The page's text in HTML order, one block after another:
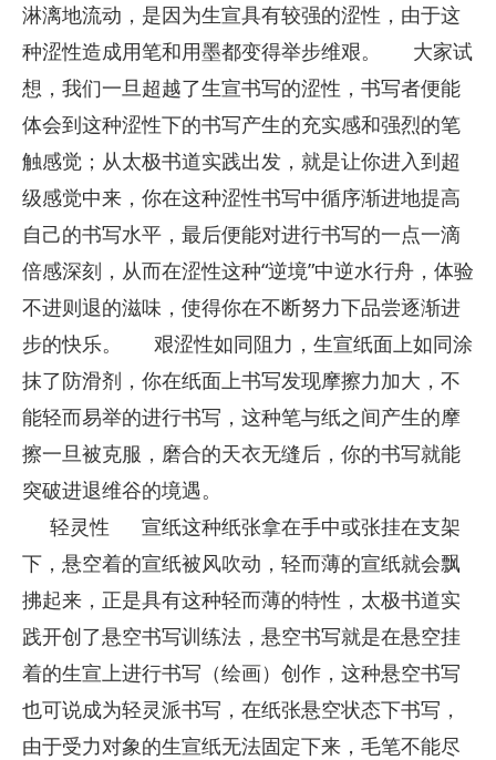
淋漓地流动，是因为生宣具有较强的涩性，由于这
种涩性造成用笔和用墨都变得举步维艰。
大家试
想，我们一旦超越了生宣书写的涩性，书写者便能
体会到这种涩性下的书写产生的充实感和强烈的笔
触感觉；从太极书道实践出发，就是让你进入到超
级感觉中来，你在这种涩性书写中循序渐进地提高
自己的书写水平，最后便能对进行书写的一点一滴
倍感深刻，从而在涩性这种“逆境”中逆水行舟，体验
不进则退的滋味，使得你在不断努力下品尝逐渐进
步的快乐。
艰涩性如同阻力，生宣纸面上如同涂
抹了防滑剂，你在纸面上书写发现摩擦力加大，不
能轻而易举的进行书写，这种笔与纸之间产生的摩
擦一旦被克服，磨合的天衣无缝后，你的书写就能
突破进退维谷的境遇。
轻灵性
宣纸这种纸张拿在手中或张挂在支架
下，悬空着的宣纸被风吹动，轻而薄的宣纸就会飘
拂起来，正是具有这种轻而薄的特性，太极书道实
践开创了悬空书写训练法，悬空书写就是在悬空挂
着的生宣上进行书写（绘画）创作，这种悬空书写
也可说成为轻灵派书写，在纸张悬空状态下书写，
由于受力对象的生宣纸无法固定下来，毛笔不能尽